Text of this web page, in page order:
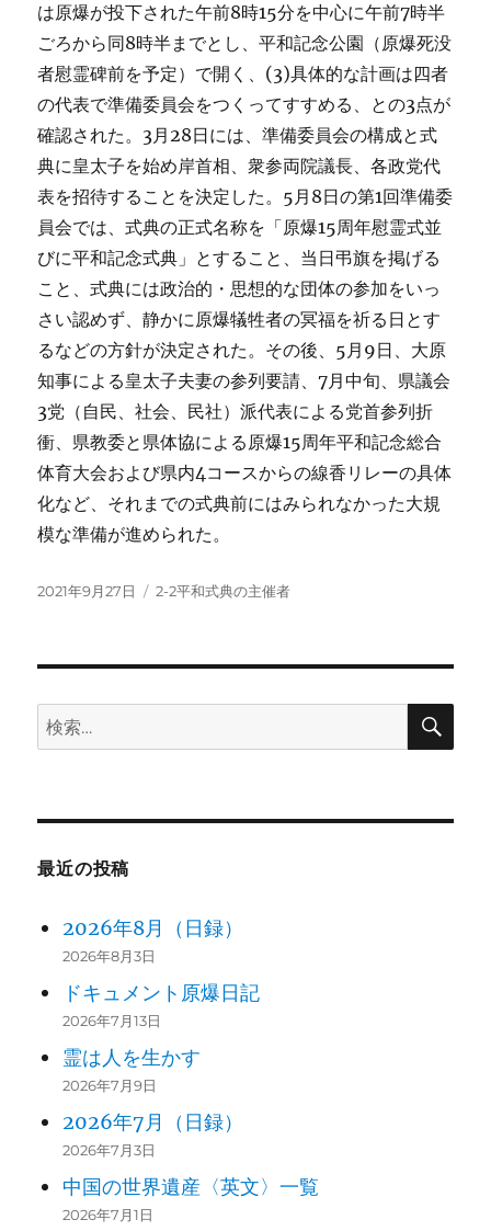
は原爆が投下された午前8時15分を中心に午前7時半
ごろから同8時半までとし、平和記念公園（原爆死没
者慰霊碑前を予定）で開く、(3)具体的な計画は四者
の代表で準備委員会をつくってすすめる、との3点が
確認された。3月28日には、準備委員会の構成と式
典に皇太子を始め岸首相、衆参両院議長、各政党代
表を招待することを決定した。5月8日の第1回準備委
員会では、式典の正式名称を「原爆15周年慰霊式並
びに平和記念式典」とすること、当日弔旗を掲げる
こと、式典には政治的・思想的な団体の参加をいっ
さい認めず、静かに原爆犠牲者の冥福を祈る日とす
るなどの方針が決定された。その後、5月9日、大原
知事による皇太子夫妻の参列要請、7月中旬、県議会
3党（自民、社会、民社）派代表による党首参列折
衝、県教委と県体協による原爆15周年平和記念総合
体育大会および県内4コースからの線香リレーの具体
化など、それまでの式典前にはみられなかった大規
模な準備が進められた。
投
2021年9月27日
カ
2-2平和式典の主催者
検
索:
検
最近の投稿
2026年8月（日録）
2026年8月3日
ドキュメント原爆日記
2026年7月13日
霊は人を生かす
2026年7月9日
2026年7月（日録）
2026年7月3日
中国の世界遺産〈英文〉一覧
2026年7月1日